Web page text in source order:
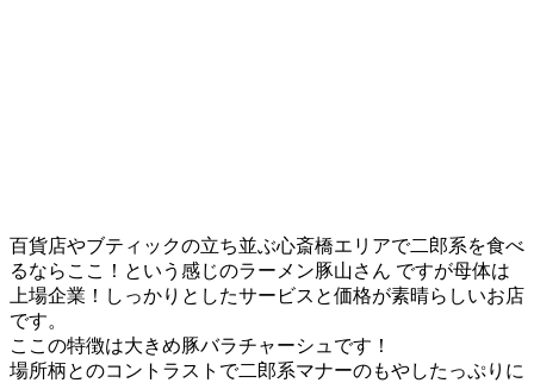
百貨店やブティックの立ち並ぶ心斎橋エリアで二郎系を食べ
るならここ！という感じのラーメン豚山さん ですが母体は
上場企業！しっかりとしたサービスと価格が素晴らしいお店
です。
ここの特徴は大きめ豚バラチャーシュです！
場所柄とのコントラストで二郎系マナーのもやしたっぷりに